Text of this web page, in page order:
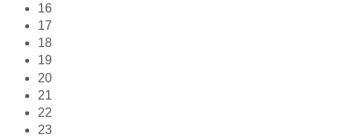
16
17
18
19
20
21
22
23